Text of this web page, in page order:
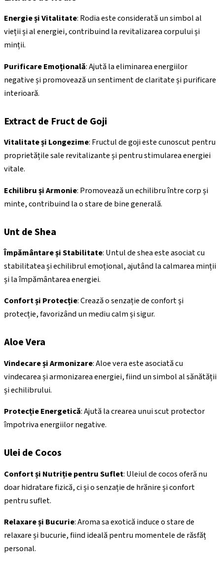
Energie și Vitalitate: Rodia este considerată un simbol al
vieții și al energiei, contribuind la revitalizarea corpului și
minții.
Purificare Emoțională: Ajută la eliminarea energiilor
negative și promovează un sentiment de claritate și purificare
interioară.
Extract de Fruct de Goji
Vitalitate și Longezime: Fructul de goji este cunoscut pentru
proprietățile sale revitalizante și pentru stimularea energiei
vitale.
Echilibru și Armonie: Promovează un echilibru între corp și
minte, contribuind la o stare de bine generală.
Unt de Shea
Împământare și Stabilitate: Untul de shea este asociat cu
stabilitatea și echilibrul emoțional, ajutând la calmarea minții
și la împământarea energiei.
Confort și Protecție: Crează o senzație de confort și
protecție, favorizând un mediu calm și sigur.
Aloe Vera
Vindecare și Armonizare: Aloe vera este asociată cu
vindecarea și armonizarea energiei, fiind un simbol al sănătății
și echilibrului.
Protecție Energetică: Ajută la crearea unui scut protector
împotriva energiilor negative.
Ulei de Cocos
Confort și Nutriție pentru Suflet: Uleiul de cocos oferă nu
doar hidratare fizică, ci și o senzație de hrănire și confort
pentru suflet.
Relaxare și Bucurie: Aroma sa exotică induce o stare de
relaxare și bucurie, fiind ideală pentru momentele de răsfăț
personal.